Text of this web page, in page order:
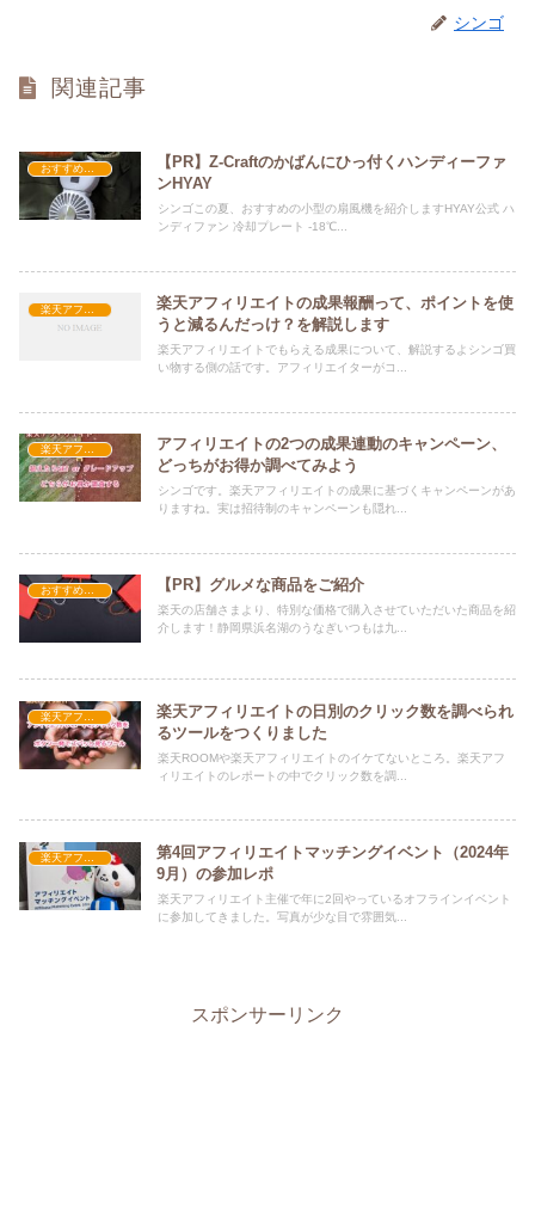
シンゴ
関連記事
【PR】Z-Craftのかばんにひっ付くハンディーファ
ンHYAY
シンゴこの夏、おすすめの小型の扇風機を紹介しますHYAY公式 ハ
ンディファン 冷却プレート -18℃...
楽天アフィリエイトの成果報酬って、ポイントを使
うと減るんだっけ？を解説します
楽天アフィリエイトでもらえる成果について、解説するよシンゴ買
い物する側の話です。アフィリエイターがコ...
楽天アフィリエイト
アフィリエイトの2つの成果連動のキャンペーン、
どっちがお得か調べてみよう
シンゴです。楽天アフィリエイトの成果に基づくキャンペーンがあ
りますね。実は招待制のキャンペーンも隠れ...
おすすめ商品 【PR】グルメな商品をご紹介
楽天の店舗さまより、特別な価格で購入させていただいた商品を紹
介します！静岡県浜名湖のうなぎいつもは九...
楽天アフィリエイト
楽天アフィリエイトの日別のクリック数を調べられ
るツールをつくりました
楽天ROOMや楽天アフィリエイトのイケてないところ。楽天アフ
ィリエイトのレポートの中でクリック数を調...
第4回アフィリエイトマッチングイベント（2024年
9月）の参加レポ
楽天アフィリエイト主催で年に2回やっているオフラインイベント
に参加してきました。写真が少な目で雰囲気...
スポンサーリンク